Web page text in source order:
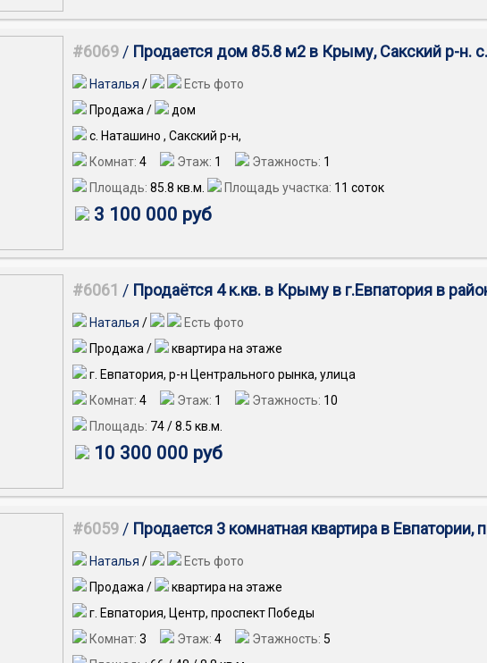
#6069 / Продается дом 85.8 м2 в Крыму, Сакский р-н.
Наталья /
Есть фото
Продажа /
дом
с. Наташино , Сакский р-н,
Комнат: 4 Этаж: 1 Этажность: 1
Площадь: 85.8 кв.м. Площадь участка: 11 соток
3 100 000 руб
#6061 / Продаётся 4 к.кв. в Крыму в г.Евпатория в
Наталья /
Есть фото
Продажа /
квартира на этаже
г. Евпатория, р-н Центрального рынка, улица
Комнат: 4 Этаж: 1 Этажность: 10
Площадь: 74/8.5 кв.м.
10 300 000 руб
#6059 / Продается 3 комнатная квартира в Евпатории,
Наталья /
Есть фото
Продажа /
квартира на этаже
г. Евпатория, Центр, проспект Победы
Комнат: 3 Этаж: 4 Этажность: 5